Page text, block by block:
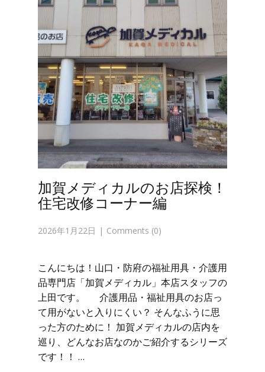
加賀メディカルのお店探検！
住宅改修コーナー編
2026年1月22日 Comments (0)
こんにちは！山口・防府の福祉用具・介護用
品専門店「加賀メディカル」本店スタッフの
上田です。 介護用品・福祉用具のお店っ
て用がないと入りにくい？ そんなふうに思
った方のために！ 加賀メディカルの店内を
巡り、どんなお店なのかご紹介するシリーズ
です！！ …